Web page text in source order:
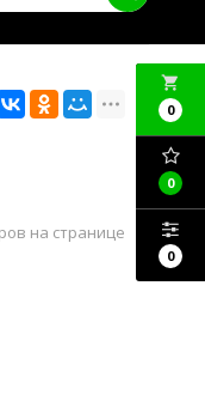
local_grocery_store
0
0
0
на странице